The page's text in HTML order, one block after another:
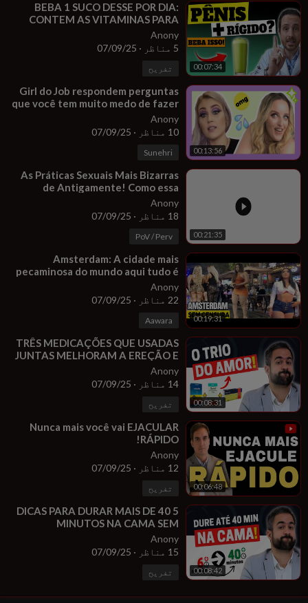
00:07:34
⁣BEBA 1 SUCO DESSE POR DIA:
CONTEM AS VITAMINAS PARA
DEIXAR SEU PÊNIS MAIS RÍGIDO!
Anony
5 مناظر
·
تفریح
00:13:56
⁣Girl do Job respondem perguntas
que você tem muito medo de fazer
Anony
10 مناظر
·
Sunehri
00:21:35
⁣As Práticas Sexuais Mais Bizarras
de Antigamente! Como essa
história que era feia
Anony
18 مناظر
·
PoV / Perv
00:19:31
⁣Amsterdam: A cidade mais
pecaminosa do mundo aqui tudo é
permitido
Anony
22 مناظر
·
Aawara
00:08:31
⁣TRÊS MEDICAÇÕES QUE USADAS
JUNTAS MELHORAM A EREÇÃO E
A LIBIDO E FAZ VOCE DURAR MAIS
NA CAMA!
Anony
14 مناظر
·
تفریح
00:06:48
⁣Nunca mais você vai EJACULAR
RÁPIDO!
Anony
12 مناظر
·
تفریح
00:08:42
⁣5 DICAS PARA DURAR MAIS DE 40
MINUTOS NA CAMA SEM
REMÉDIOS!
Anony
15 مناظر
·
تفریح